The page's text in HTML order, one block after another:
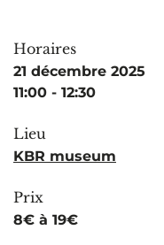
Horaires
21 décembre 2025
11:00 - 12:30
Lieu
KBR museum
Prix
8€ à 19€